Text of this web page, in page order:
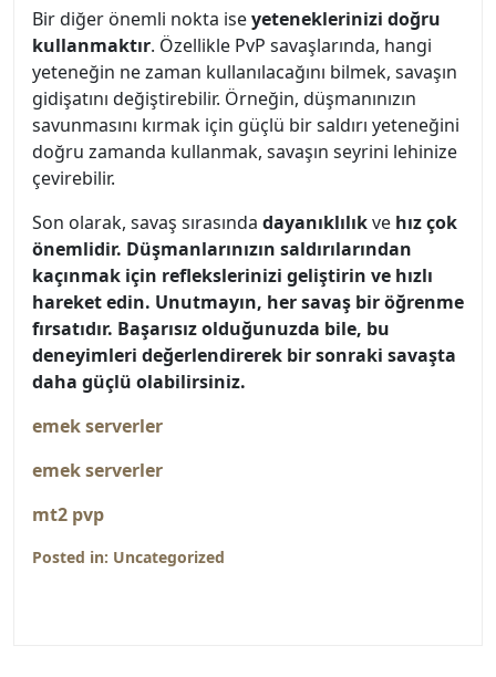
Bir diğer önemli nokta iseyeteneklerinizi doğru
kullanmaktır. Özellikle PvP savaşlarında, hangi
yeteneğin ne zaman kullanılacağını bilmek, savaşın
gidişatını değiştirebilir. Örneğin, düşmanınızın
savunmasını kırmak için güçlü bir saldırı yeteneğini
doğru zamanda kullanmak, savaşın seyrini lehinize
çevirebilir.
Son olarak, savaş sırasında dayanıklılıkve hız çok
önemlidir. Düşmanlarınızın saldırılarından
kaçınmak için reflekslerinizi geliştirin ve hızlı
hareket edin. Unutmayın, her savaş bir öğrenme
fırsatıdır. Başarısız olduğunuzda bile, bu
deneyimleri değerlendirerek bir sonraki savaşta
daha güçlü olabilirsiniz.
emek serverler
emek serverler
mt2 pvp
Posted in: Uncategorized